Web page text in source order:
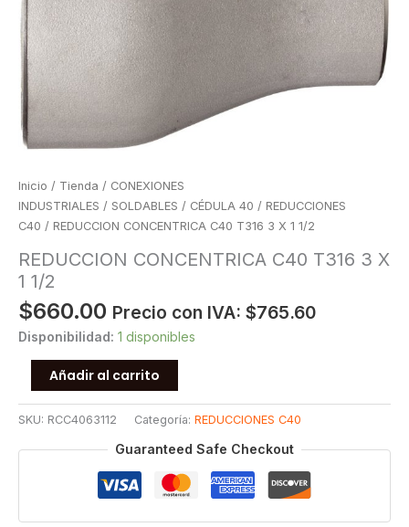
Inicio / Tienda / CONEXIONES
INDUSTRIALES / SOLDABLES / CÉDULA 40 / REDUCCIONES
C40 / REDUCCION CONCENTRICA C40 T316 3 X 1 1/2
REDUCCION CONCENTRICA C40 T316 3 X
1 1/2
$660.00 Precio con IVA: $765.60
Disponibilidad: 1 disponibles
REDUCCION
CONCENTRICA
C40
T316
3
Añadir al carrito
SKU: RCC4063112 Categoría: REDUCCIONES C40
Guaranteed Safe Checkout